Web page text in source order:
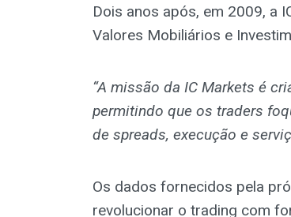
Dois anos após, em 2009, a
Valores Mobiliários e
“A missão da IC Markets é
permitindo que os traders
de spreads, execução e
Os dados fornecidos pela
revolucionar o trading com